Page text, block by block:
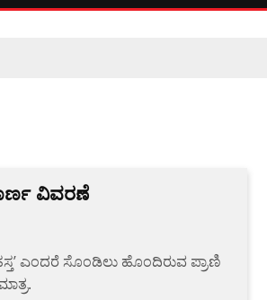
ವಿವರಣೆ
ಎಂದರೆ ಸೊಂಡಿಲು ಹೊಂದಿರುವ ಪ್ರಾಣಿ